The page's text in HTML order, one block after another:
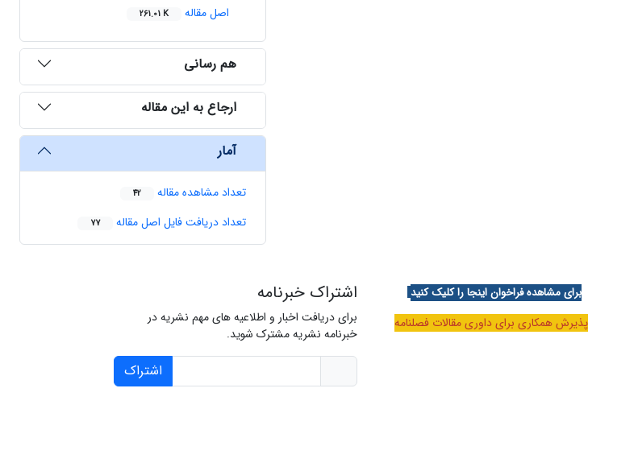
اصل مقاله
261.01 K
هم رسانی
ارجاع به این مقاله
آمار
تعداد مشاهده مقاله 42
تعداد دریافت فایل اصل مقاله 77
برای مشاهده فراخوان اینجا را کلیک کنید
پذیرش همکاری برای داوری مقالات فصلنامه
اشتراک خبرنامه
برای دریافت اخبار و اطلاعیه های مهم نشریه در
خبرنامه نشریه مشترک شوید.
اشتراک